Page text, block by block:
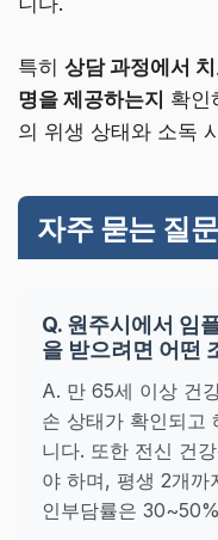
특히 상담 과정에서
명을 제공하는지 확인
의 위생 상태와 소독
자주 묻는 질문
Q. 원주시에서 임
을 받으려면 어떤
A. 만 65세 이상 건
손 상태가 확인되고
니다. 또한 전신 건
야 하며, 평생 2개까
인부담률은